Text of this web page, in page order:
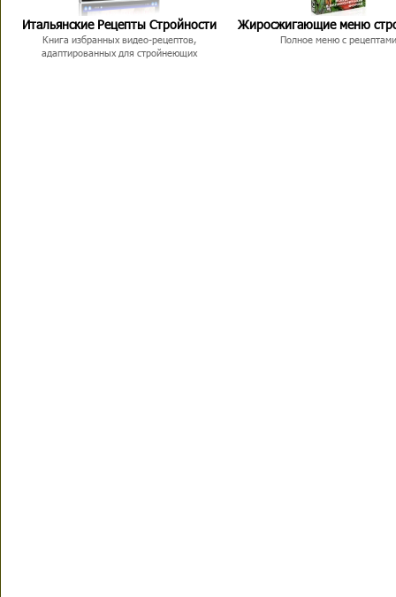
Итальянские Рецепты Стройности
Книга избранных видео-рецептов,
адаптированных для стройнеющих
Жиросжигающие меню
Полное меню с рецептами